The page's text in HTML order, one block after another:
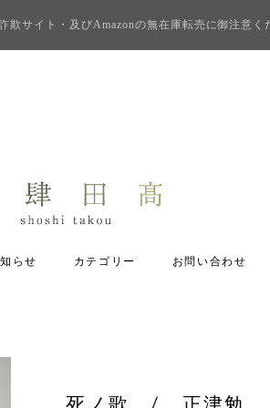
欺サイト・及びAmazonの無在庫転売に御注意く
らせ カテゴリー お問い合わせ